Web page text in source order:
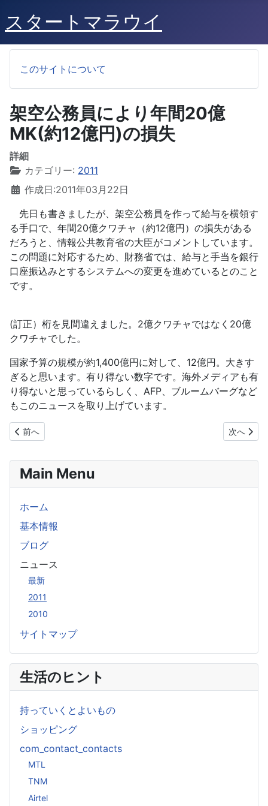
スタートマラウイ
このサイトについて
Main Menu
ホーム
基本情報
ブログ
ニュース
最新
2011
2010
サイトマップ
生活のヒント
持っていくとよいもの
ショッピング
com_contact_contacts
MTL
TNM
Airtel
架空公務員により年間20億
MK(約12億円)の損失
詳細
カテゴリー: 2011
作成日:2011年03月22日
先日も書きましたが、架空公務員を作って給与を横領す
る手口で、年間20億クワチャ（約12億円）の損失がある
だろうと、情報公共教育省の大臣がコメントしています。
この問題に対応するため、財務省では、給与と手当を銀行
口座振込みとするシステムへの変更を進めているとのこと
です。
(訂正）桁を見間違えました。2億クワチャではなく20億
クワチャでした。
国家予算の規模が約1,400億円に対して、12億円。大きす
ぎると思います。有り得ない数字です。海外メディアも有
り得ないと思っているらしく、AFP、ブルームバーグなど
もこのニュースを取り上げています。
前の記事へ: EU、マラウイの民主的なガバナンス実現のために35
前へ 次の記事
次へ